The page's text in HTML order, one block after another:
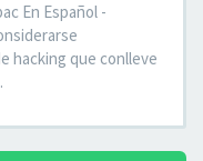
En Español -
hacking que conlleve